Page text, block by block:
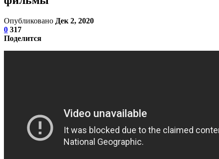
Опубликовано Дек 2, 2020
0 317
Поделится